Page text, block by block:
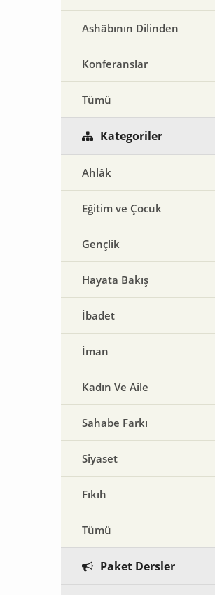
Ashâbının Dilinden
Konferanslar
Tümü
Kategoriler
Ahlâk
Eğitim ve Çocuk
Gençlik
Hayata Bakış
İbadet
İman
Kadın Ve Aile
Sahabe Farkı
Siyaset
Fıkıh
Tümü
Paket Dersler